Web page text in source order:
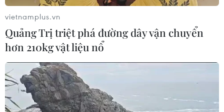
tại thị trường Algeria
08/08/2026 12:55
Kết luận thanh tra về cơ sở nhà, đất
dôi dư sau sắp xếp tại thành phố Hải
Phòng
08/08/2026 12:53
vietnamplus.vn
Quảng Trị triệt phá đường dây vận chuyển
hơn 210kg vật liệu nổ